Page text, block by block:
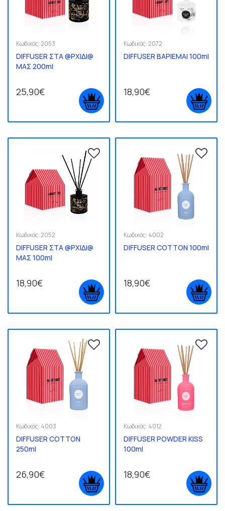
Κωδικός:2053
DIFFUSER ΣΤΑ @ΡΧΙΔΙ@
ΜΑΣ 200ml
25,90€
Κωδικός:2072
DIFFUSER ΒΑΡΙΕΜΑΙ 100ml
18,90€
Κωδικός:2052
DIFFUSER ΣΤΑ @ΡΧΙΔΙ@
ΜΑΣ 100ml
18,90€
Κωδικός: 4002
DIFFUSER COTTON 100ml
18,90€
Κωδικός: 4003
DIFFUSER COTTON
250ml
26,90€
Κωδικός: 4012
DIFFUSER POWDER KISS
100ml
18,90€